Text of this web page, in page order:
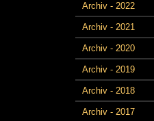
Archiv - 2022
Archiv - 2021
Archiv - 2020
Archiv - 2019
Archiv - 2018
Archiv - 2017